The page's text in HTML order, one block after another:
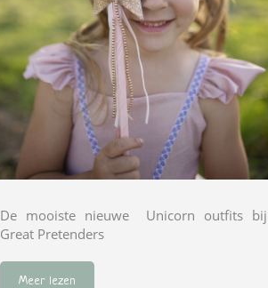
De mooiste nieuwe Unicorn outfits bij
Great Pretenders
Meer lezen